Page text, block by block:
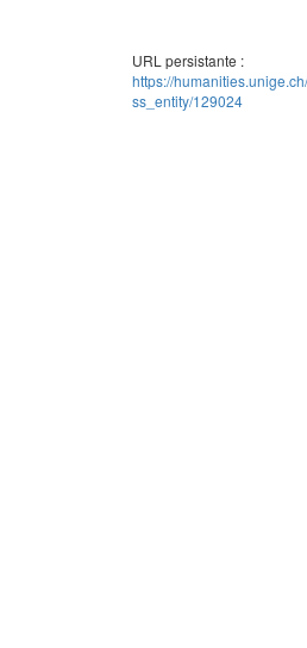
URL persistante :
https://
ss_entity/129024